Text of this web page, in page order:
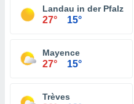
Landau in der Pfalz
27° 15°
Mayence
27° 15°
Trèves